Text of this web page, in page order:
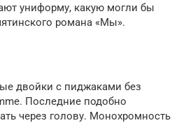
униформу, какую могли бы
романа «Мы».
двойки с пиджаками без
Последние подобно
через голову. Монохромность